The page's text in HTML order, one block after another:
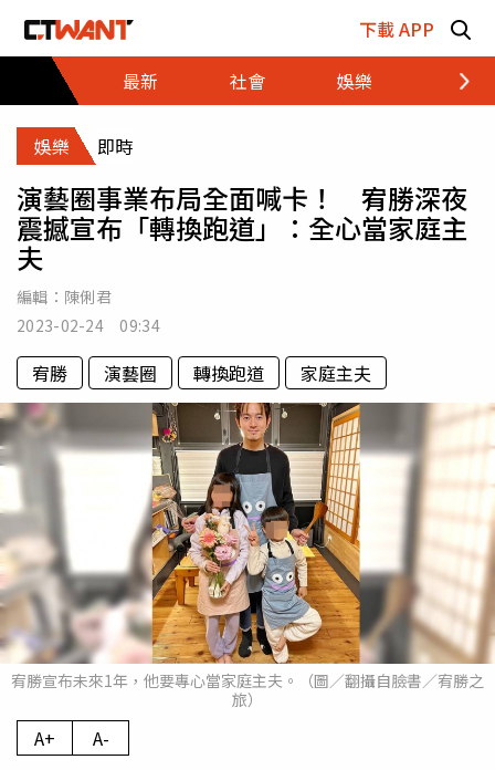
下載 APP
最新
社會 娛樂 財經
娛樂 即時
演藝圈事業布局全面喊卡！ 宥勝深夜
震撼宣布「轉換跑道」：全心當家庭主
夫
編輯： 陳俐君
2023-02-24 09:34
宥勝 演藝圈 轉換跑道 家庭主夫
宥勝宣布未來1年，他要專心當家庭主夫。（圖／翻攝自臉書／宥勝之
旅）
A+ A-